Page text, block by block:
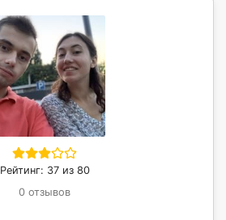
Рейтинг: 37 из 80
0 отзывов